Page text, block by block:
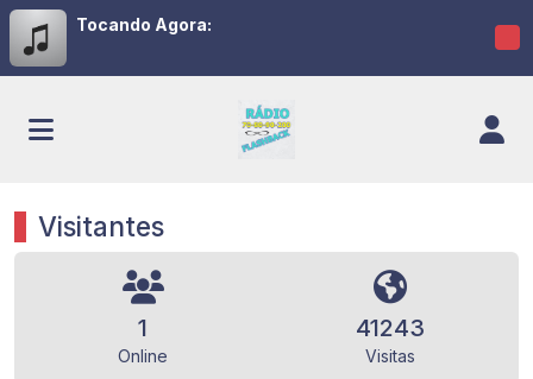
Tocando Agora:
Visitantes
1
Online
41243
Visitas